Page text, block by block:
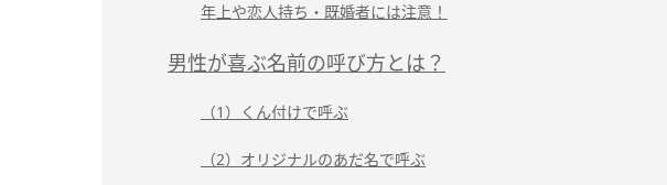
年上や恋人持ち・既婚者には注意！
男性が喜ぶ名前の呼び方とは？
（1）くん付けで呼ぶ
（2）オリジナルのあだ名で呼ぶ